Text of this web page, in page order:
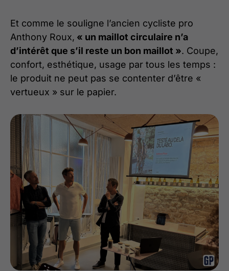
Et comme le souligne l’ancien cycliste pro
Anthony Roux, « un maillot circulaire n’a
d’intérêt que s’il reste un bon maillot ». Coupe,
confort, esthétique, usage par tous les temps :
le produit ne peut pas se contenter d’être «
vertueux » sur le papier.